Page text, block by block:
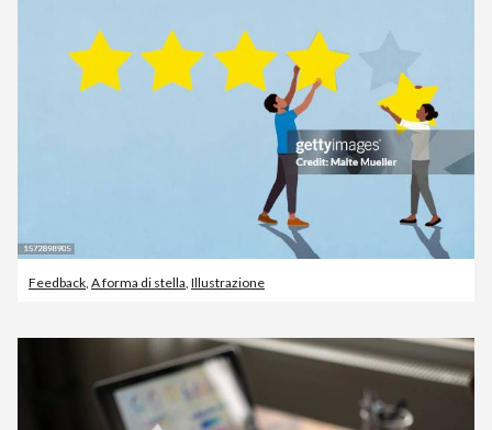
Feedback A forma di stella Illustrazione